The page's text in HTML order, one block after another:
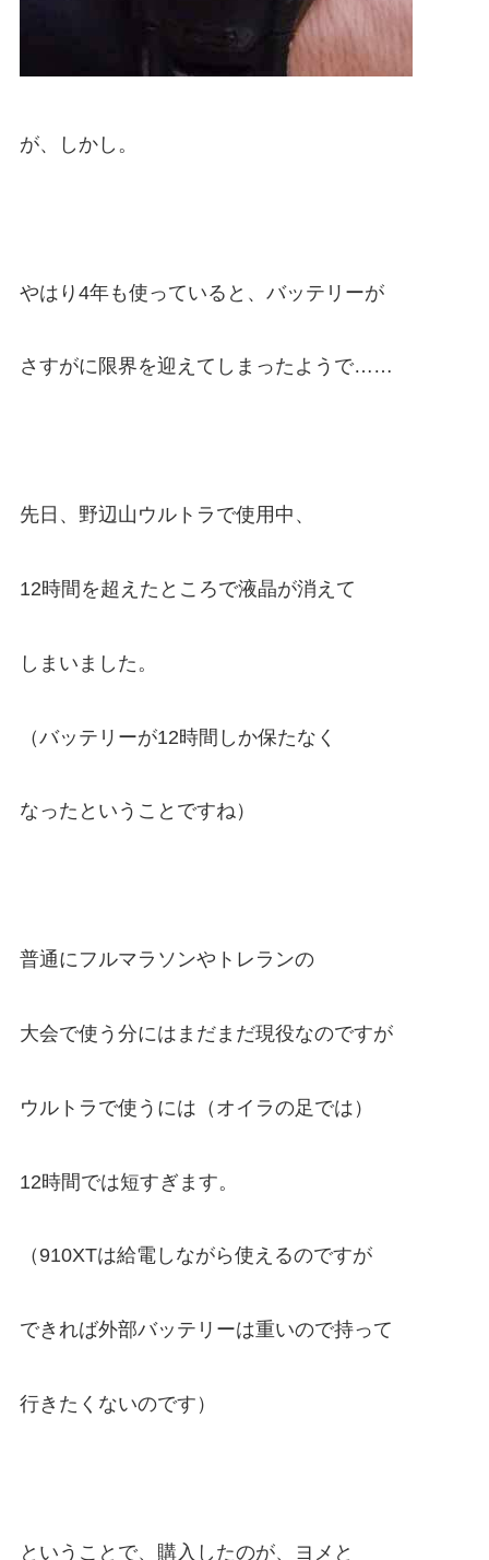
が、しかし。
やはり4年も使っていると、バッテリーが
さすがに限界を迎えてしまったようで……
先日、野辺山ウルトラで使用中、
12時間を超えたところで液晶が消えて
しまいました。
（バッテリーが12時間しか保たなく
なったということですね）
普通にフルマラソンやトレランの
大会で使う分にはまだまだ現役なのですが
ウルトラで使うには（オイラの足では）
12時間では短すぎます。
（910XTは給電しながら使えるのですが
できれば外部バッテリーは重いので持って
行きたくないのです）
ということで、購入したのが、ヨメと